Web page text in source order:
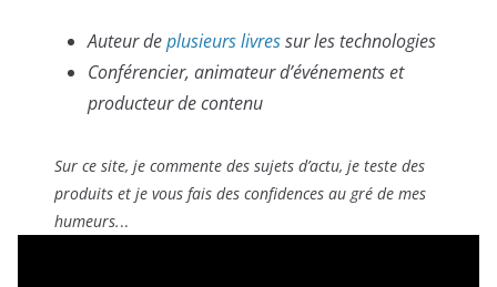
Auteur deplusieurs livressur les technologies
Conférencier, animateur d’événements et
producteur de contenu
Sur ce site, je commente des sujets d’actu,je teste des
produits et je vous fais des confidences au gré de mes
humeurs...